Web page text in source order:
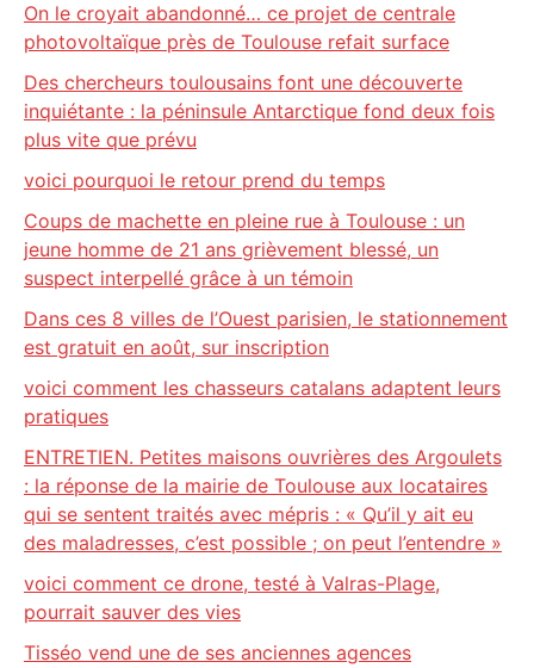
On le croyait abandonné… ce projet de centrale
photovoltaïque près de Toulouse refait surface
Des chercheurs toulousains font une découverte
inquiétante : la péninsule Antarctique fond deux fois
plus vite que prévu
voici pourquoi le retour prend du temps
Coups de machette en pleine rue à Toulouse : un
jeune homme de 21 ans grièvement blessé, un
suspect interpellé grâce à un témoin
Dans ces 8 villes de l’Ouest parisien, le stationnement
est gratuit en août, sur inscription
voici comment les chasseurs catalans adaptent leurs
pratiques
ENTRETIEN. Petites maisons ouvrières des Argoulets
: la réponse de la mairie de Toulouse aux locataires
qui se sentent traités avec mépris : « Qu’il y ait eu
des maladresses, c’est possible ; on peut l’entendre »
voici comment ce drone, testé à Valras-Plage,
pourrait sauver des vies
Tisséo vend une de ses anciennes agences